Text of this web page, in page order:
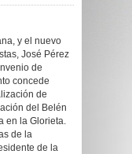
y el nuevo
José Pérez
de
concede
de
del Belén
en la Glorieta.
de la
de la